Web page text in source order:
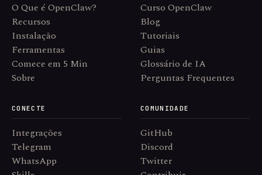
O Que é OpenClaw?
Recursos
Instalação
Ferramentas
Comece em 5 Min
Sobre
Curso OpenClaw
Blog
Tutoriais
Guias
Glossário de IA
Perguntas Frequentes
CONECTE
Integrações
Telegram
WhatsApp
COMUNIDADE
GitHub
Discord
Twitter